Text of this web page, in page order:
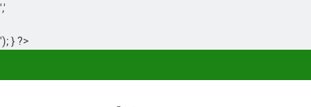
','
'); } ?>